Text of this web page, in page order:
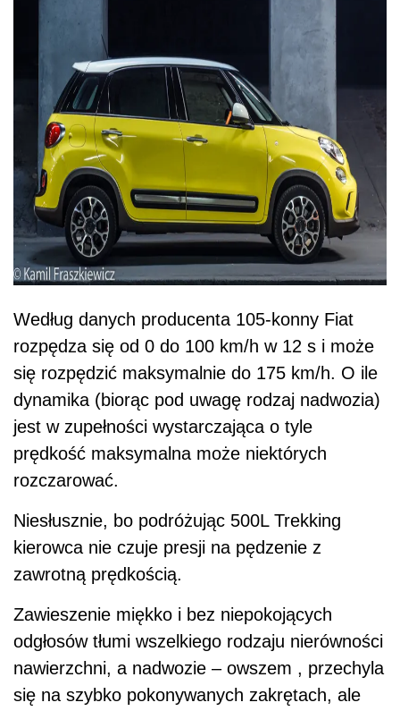
Według danych producenta 105-konny Fiat
rozpędza się od 0 do 100 km/h w 12 s i może
się rozpędzić maksymalnie do 175 km/h. O ile
dynamika (biorąc pod uwagę rodzaj nadwozia)
jest w zupełności wystarczająca o tyle
prędkość maksymalna może niektórych
rozczarować.
Niesłusznie, bo podróżując 500L Trekking
kierowca nie czuje presji na pędzenie z
zawrotną prędkością.
Zawieszenie miękko i bez niepokojących
odgłosów tłumi wszelkiego rodzaju nierówności
nawierzchni, a nadwozie – owszem , przechyla
się na szybko pokonywanych zakrętach, ale